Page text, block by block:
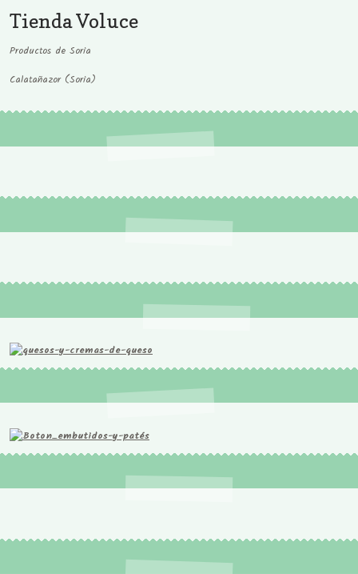
Tienda Voluce
Productos de Soria
Calatañazor (Soria)